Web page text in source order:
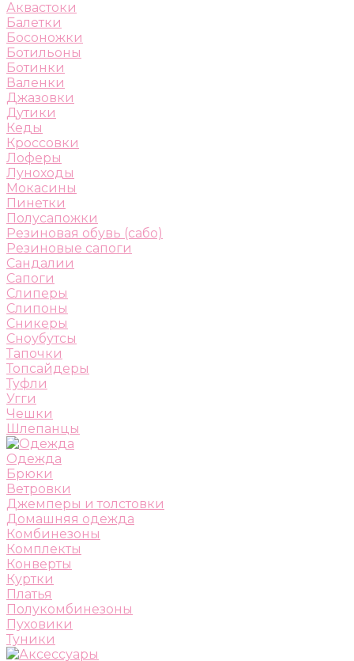
Аквастоки
Балетки
Босоножки
Ботильоны
Ботинки
Валенки
Джазовки
Дутики
Кеды
Кроссовки
Лоферы
Луноходы
Мокасины
Пинетки
Полусапожки
Резиновая обувь (сабо)
Резиновые сапоги
Сандалии
Сапоги
Слиперы
Слипоны
Сникеры
Сноубутсы
Тапочки
Топсайдеры
Туфли
Угги
Чешки
Шлепанцы
Одежда
Брюки
Ветровки
Джемперы и толстовки
Домашняя одежда
Комбинезоны
Комплекты
Конверты
Куртки
Платья
Полукомбинезоны
Пуховики
Туники